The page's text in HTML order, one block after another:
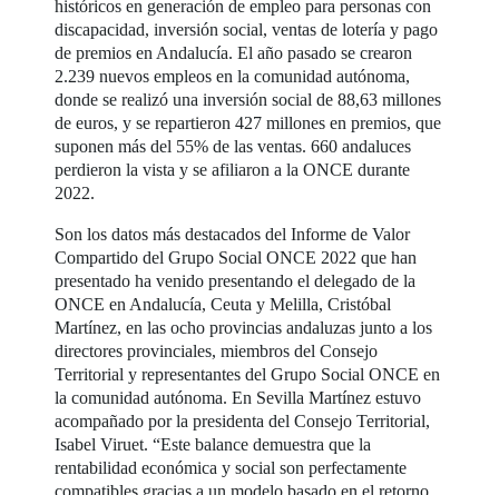
históricos en generación de empleo para personas con
discapacidad, inversión social, ventas de lotería y pago
de premios en Andalucía. El año pasado se crearon
2.239 nuevos empleos en la comunidad autónoma,
donde se realizó una inversión social de 88,63 millones
de euros, y se repartieron 427 millones en premios, que
suponen más del 55% de las ventas. 660 andaluces
perdieron la vista y se afiliaron a la ONCE durante
2022.
Son los datos más destacados del Informe de Valor
Compartido del Grupo Social ONCE 2022 que han
presentado ha venido presentando el delegado de la
ONCE en Andalucía, Ceuta y Melilla, Cristóbal
Martínez, en las ocho provincias andaluzas junto a los
directores provinciales, miembros del Consejo
Territorial y representantes del Grupo Social ONCE en
la comunidad autónoma. En Sevilla Martínez estuvo
acompañado por la presidenta del Consejo Territorial,
Isabel Viruet. “Este balance demuestra que la
rentabilidad económica y social son perfectamente